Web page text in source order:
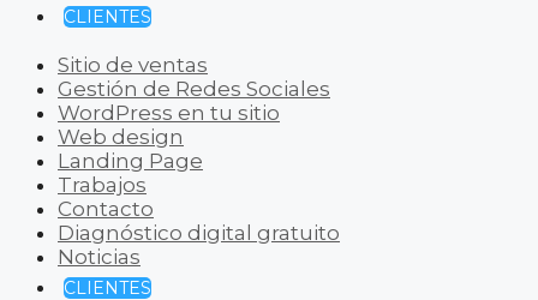
CLIENTES
Sitio de ventas
Gestión de Redes Sociales
WordPress en tu sitio
Web design
Landing Page
Trabajos
Contacto
Diagnóstico digital gratuito
Noticias
CLIENTES